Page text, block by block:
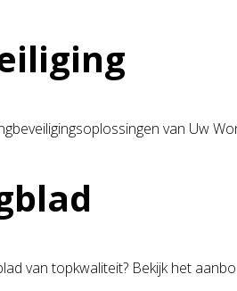
van Uw
van topkwaliteit? Bekijk het